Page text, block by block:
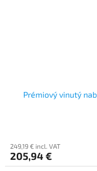
Prémiový vinutý
249,19 € incl. VAT
205,94 €